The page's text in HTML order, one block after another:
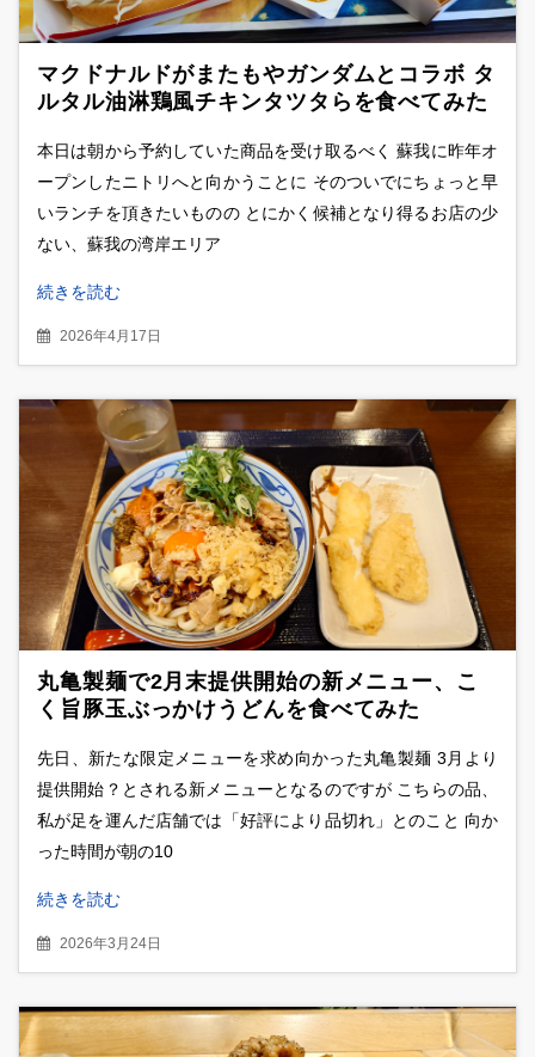
マクドナルドがまたもやガンダムとコラボ タ
ルタル油淋鶏風チキンタツタらを食べてみた
本日は朝から予約していた商品を受け取るべく 蘇我に昨年オ
ープンしたニトリへと向かうことに そのついでにちょっと早
いランチを頂きたいものの とにかく候補となり得るお店の少
ない、蘇我の湾岸エリア
続きを読む
2026年4月17日
丸亀製麺で2月末提供開始の新メニュー、こ
く旨豚玉ぶっかけうどんを食べてみた
先日、新たな限定メニューを求め向かった丸亀製麺 3月より
提供開始？とされる新メニューとなるのですが こちらの品、
私が足を運んだ店舗では「好評により品切れ」とのこと 向か
った時間が朝の10
続きを読む
2026年3月24日